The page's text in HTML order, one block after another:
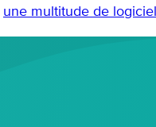
une multitude de